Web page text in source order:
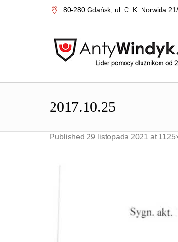
80-280 Gdańsk, ul. C. K. Norwida
2017.10.25
Published 29 listopada 2021 at